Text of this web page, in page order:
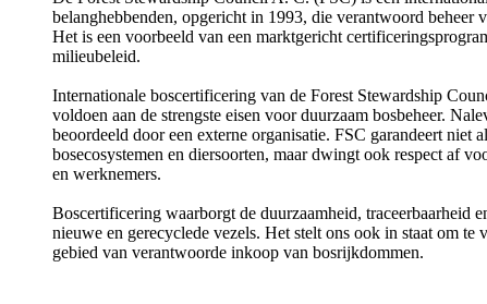
belanghebbenden, opgericht in 1993, die verantwoord beheer
Het is een voorbeeld van een marktgericht
milieubeleid.
Internationale boscertificering van de Forest Stewardship
voldoen aan de strengste eisen voor duurzaam bosbeheer.
beoordeeld door een externe organisatie. FSC garandeert niet
bosecosystemen en diersoorten, maar dwingt ook respect af
en werknemers.
Boscertificering waarborgt de duurzaamheid, traceerbaarheid
nieuwe en gerecyclede vezels. Het stelt ons ook in staat om
gebied van verantwoorde inkoop van bosrijkdommen.